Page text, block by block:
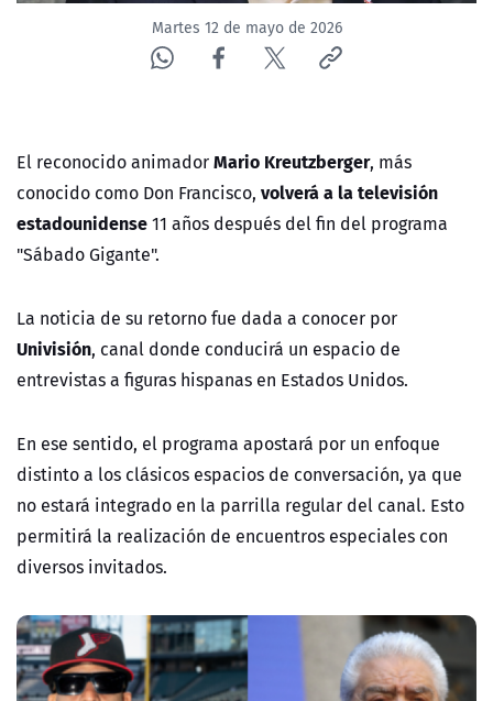
ÁREA DE PROYECTOSMartes 12 de mayo de 2026
El reconocido animadorMario Kreutzberger, más
conocido como Don Francisco, volverá a la televisión
estadounidense11 años después del fin del programa
"Sábado Gigante".
La noticia de su retorno fue dada a conocer por
Univisión, canal donde conducirá un espacio de
entrevistas a figuras hispanas en Estados Unidos.
En ese sentido, el programa apostará por un enfoque
distinto a los clásicos espacios de conversación, ya que
no estará integrado en la parrilla regular del canal. Esto
permitirá la realización de encuentros especiales con
diversos invitados.